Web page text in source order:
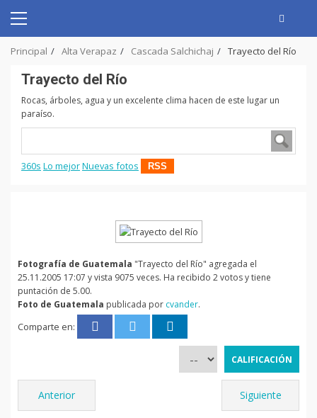
content
Primary
Principal Alta Verapaz Cascada Salchichaj Trayecto del Río
Trayecto del Río
Rocas, árboles, agua y un excelente clima hacen de este lugar un
paraíso.
360s Lo mejorNuevas fotos RSS
Fotografía de Guatemala "Trayecto del Río" agregada el
25.11.2005 17:07 y vista 9075 veces. Ha recibido 2 votos y tiene
puntación de 5.00.
Foto de Guatemala publicada por cvander.
Comparte en:
Anterior Siguiente